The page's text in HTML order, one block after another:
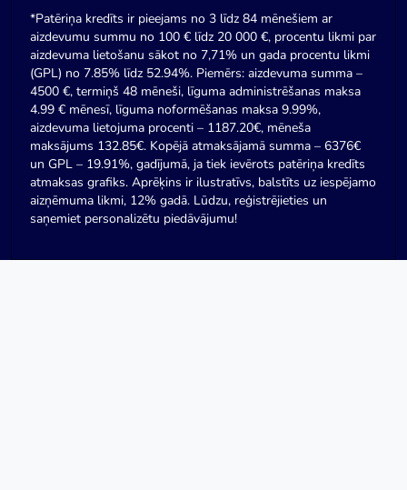
*Patēriņa kredīts ir pieejams no 3 līdz 84 mēnešiem ar
aizdevumu summu no 100 € līdz 20 000 €, procentu likmi par
aizdevuma lietošanu sākot no 7,71% un gada procentu likmi
(GPL) no 7.85% līdz 52.94%. Piemērs: aizdevuma summa –
4500 €, termiņš 48 mēneši, līguma administrēšanas maksa
4.99 € mēnesī, līguma noformēšanas maksa 9.99%,
aizdevuma lietojuma procenti – 1187.20€, mēneša
maksājums 132.85€. Kopējā atmaksājamā summa – 6376€
un GPL – 19.91%, gadījumā, ja tiek ievērots patēriņa kredīts
atmaksas grafiks. Aprēķins ir ilustratīvs, balstīts uz iespējamo
aizņēmuma likmi, 12% gadā. Lūdzu, reģistrējieties un
saņemiet personalizētu piedāvājumu!